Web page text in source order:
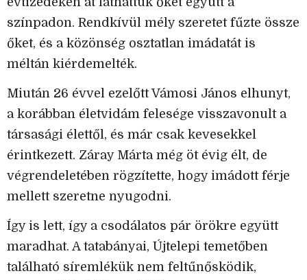
színpadon. Rendkívül mély szeretet fűzte össze
őket, és a közönség osztatlan imádatát is
méltán kiérdemelték.
Miután 26 évvel ezelőtt Vámosi János elhunyt,
a korábban életvidám felesége visszavonult a
társasági élettől, és már csak kevesekkel
érintkezett. Záray Márta még öt évig élt, de
végrendeletében rögzítette, hogy imádott férje
mellett szeretne nyugodni.
Így is lett, így a csodálatos pár örökre együtt
maradhat. A tatabányai, Újtelepi temetőben
található síremlékük nem feltűnősködik,